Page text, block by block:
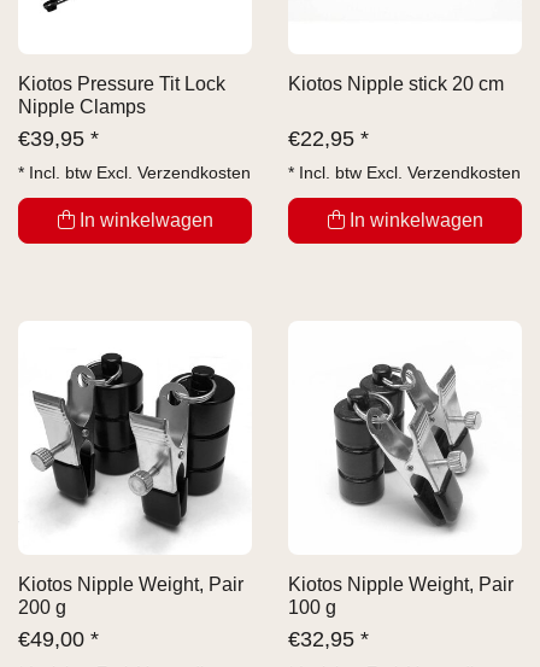
Kiotos Pressure Tit Lock
Nipple Clamps
€39,95 *
* Incl. btw Excl. Verzendkosten
In winkelwagen
Kiotos Nipple stick 20 cm
€22,95 *
* Incl. btw Excl. Verzendkosten
In winkelwagen
Kiotos Nipple Weight, Pair
200 g
€49,00 *
Kiotos Nipple Weight, Pair
100 g
€32,95 *